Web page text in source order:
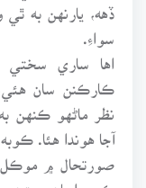
ڏهه، يارنهن به ٿي
سواءِ.
اها ساري سختي
ڪارڪنن سان هئي،
نظر ماڻهو ڪنهن
آجا هوندا هئا.
صورتحال ۾
ڪري اسان جهڙن